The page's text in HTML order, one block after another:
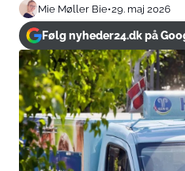
Mie Møller Bie•29. maj 2026
Følg nyheder24.dk på